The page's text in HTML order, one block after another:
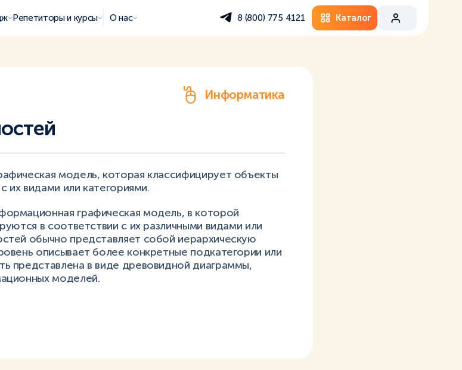
Репетиторы и курсы О нас 8 (800) 775 4121 Каталог
Информатика
модель, которая классифицирует объекты
их видами или категориями.
графическая модель, в которой
в соответствии с их различными видами или
обычно представляет собой иерархическую
описывает более конкретные подкатегории или
представлена в виде древовидной диаграммы,
моделей.